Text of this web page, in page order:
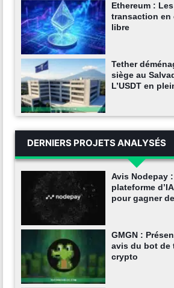
Ethereum :
transaction en
libre
Tether
siège au
L’USDT en
DERNIERS PROJETS ANALYSÉS
Avis Nodepay
plateforme
pour gagner
GMGN :
avis du bot de
crypto